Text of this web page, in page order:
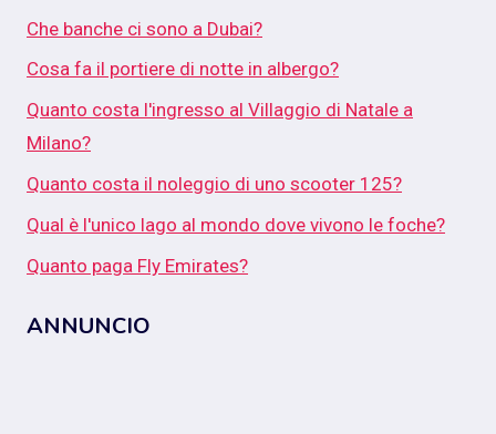
Che banche ci sono a Dubai?
Cosa fa il portiere di notte in albergo?
Quanto costa l'ingresso al Villaggio di Natale a
Milano?
Quanto costa il noleggio di uno scooter 125?
Qual è l'unico lago al mondo dove vivono le foche?
Quanto paga Fly Emirates?
ANNUNCIO